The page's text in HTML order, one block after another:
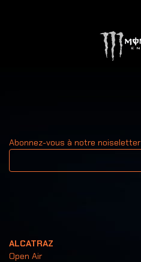
Abonnez-vous à notre noiseletter
Votre adresse email
ALCATRAZ
Open Air